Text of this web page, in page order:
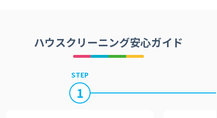
ハウスクリーニング安心ガイド
STEP
1